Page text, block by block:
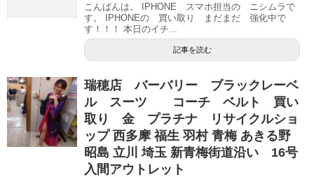
こんばんは。 IPHONE スマホ担当の ニシムラで
す。 IPHONEの 買い取り まだまだ 強化中で
す！！！ 本日のイチ...
記事を読む
瑞穂店 バーバリー ブラックレーベ
ル スーツ コーチ ベルト 買い
取り 金 プラチナ リサイクルショ
ップ 西多摩 福生 羽村 青梅 あきる野
昭島 立川 埼玉 新青梅街道沿い 16号
入間アウトレット